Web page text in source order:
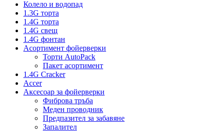
Колело и водопад
1.3G торта
1.4G торта
1.4G свещ
1.4G фонтан
Асортимент фойерверки
Торти AutoPack
Пакет асортимент
1.4G Cracker
Accer
Аксесоар за фойерверки
Фиброва тръба
Меден проводник
Предпазител за забавяне
Запалител